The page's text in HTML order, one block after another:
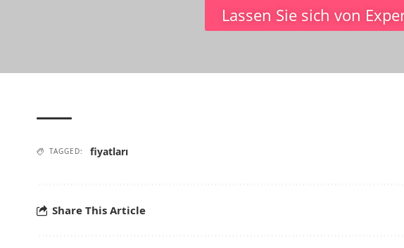
Lassen Sie sich von
TAGGED: fiyatları
Share This Article